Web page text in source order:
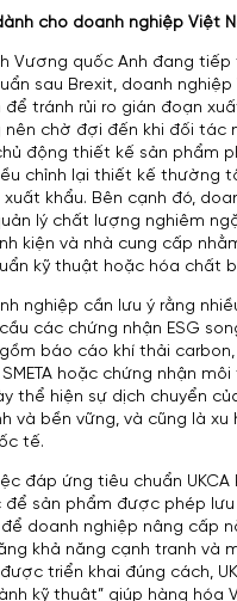
cho doanh nghiệp Việt
Vương quốc Anh đang
sau Brexit, doanh nghiệp
để tránh rủi ro gián đoạn
nên chờ đợi đến khi đối tác
động thiết kế sản phẩm
chỉnh lại thiết kế thường
khẩu. Bên cạnh đó,
lý chất lượng nghiêm
kiện và nhà cung cấp
kỹ thuật hoặc hóa chất
nghiệp cần lưu ý rằng
các chứng nhận ESG
gồm báo cáo khí thải
SMETA hoặc chứng nhận
thể hiện sự dịch chuyển
và bền vững, và cũng là xu
tế.
đáp ứng tiêu chuẩn UKCA
sản phẩm được phép
doanh nghiệp nâng cấp
khả năng cạnh tranh và
triển khai đúng cách,
kỹ thuật” giúp hàng hóa